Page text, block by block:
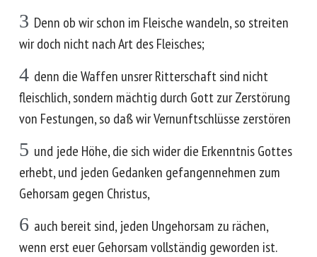
3 Denn ob wir schon im Fleische wandeln, so streiten
wir doch nicht nach Art des Fleisches;
4 denn die Waffen unsrer Ritterschaft sind nicht
fleischlich, sondern mächtig durch Gott zur Zerstörung
von Festungen, so daß wir Vernunftschlüsse zerstören
5 und jede Höhe, die sich wider die Erkenntnis Gottes
erhebt, und jeden Gedanken gefangennehmen zum
Gehorsam gegen Christus,
6 auch bereit sind, jeden Ungehorsam zu rächen,
wenn erst euer Gehorsam vollständig geworden ist.